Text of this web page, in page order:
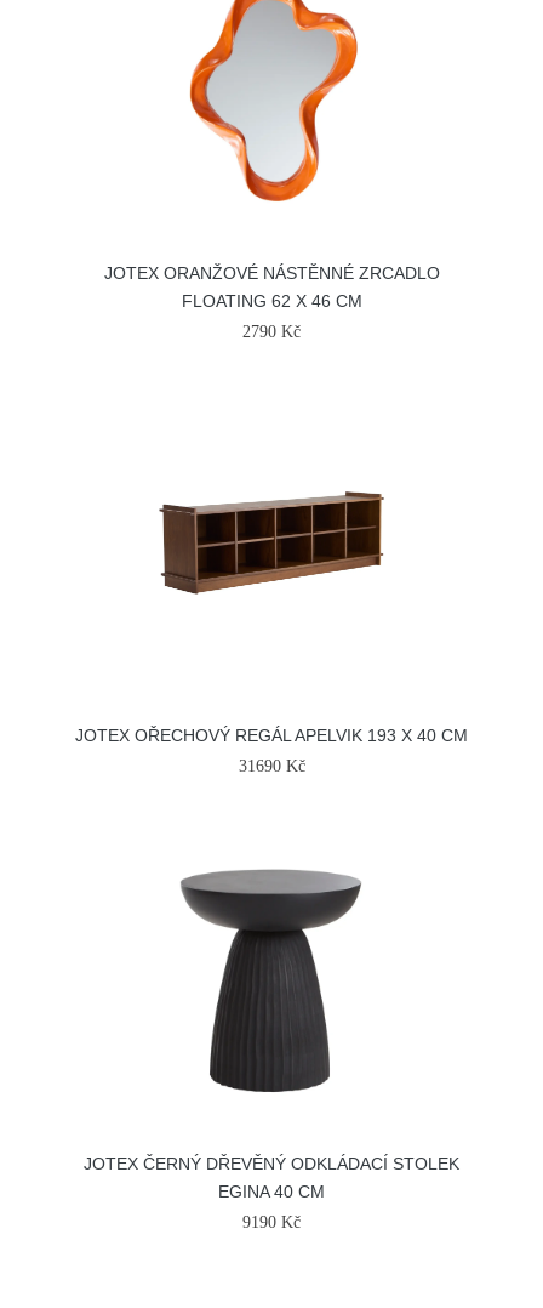
JOTEX ORANŽOVÉ NÁSTĚNNÉ ZRCADLO
FLOATING 62 X 46 CM
2790 Kč
JOTEX OŘECHOVÝ REGÁL APELVIK 193 X 40 CM
31690 Kč
JOTEX ČERNÝ DŘEVĚNÝ ODKLÁDACÍ STOLEK
EGINA 40 CM
9190 Kč